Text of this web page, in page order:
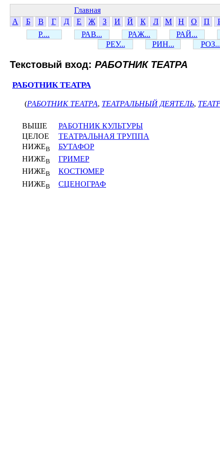
Главная
А
Б В Г Д Е Ж З И Й К Л М Н О П
Р....
РАВ... РАЖ...
РАЙ...
РЕУ...
РИН...
Текстовый вход: РАБОТНИК ТЕАТРА
РАБОТНИК ТЕАТРА
(РАБОТНИК ТЕАТРА, ТЕАТРАЛЬНЫЙ ДЕЯТЕЛЬ,
ВЫШЕ
РАБОТНИК КУЛЬТУРЫ
ЦЕЛОЕ
ТЕАТРАЛЬНАЯ ТРУППА
НИЖЕВ
БУТАФОР
НИЖЕВ
ГРИМЕР
НИЖЕВ
КОСТЮМЕР
НИЖЕВ СЦЕНОГРАФ